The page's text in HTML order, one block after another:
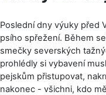
Poslední dny výuky před
psího spřežení. Během
smečky severských
prohlédly si vybavení
pejskům přistupovat,
nakonec - všichni, kdo